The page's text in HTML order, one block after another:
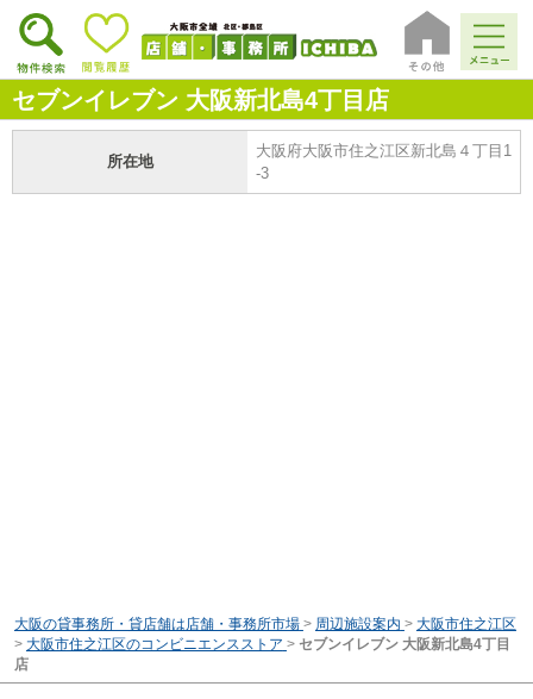
セブンイレブン 大阪新北島4丁目店
所在地
大阪府大阪市住之江区新北島４丁目1
-3
大阪の貸事務所・貸店舗は店舗・事務所市場 > 周辺施設案内 > 大阪市住之江区
> 大阪市住之江区のコンビニエンスストア > セブンイレブン 大阪新北島4丁目
店